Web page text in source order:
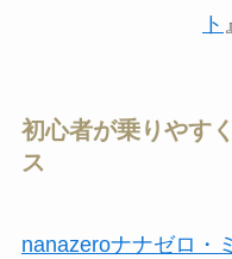
ト
初心者が乗りやす
ス
nanazeroナナゼロ・